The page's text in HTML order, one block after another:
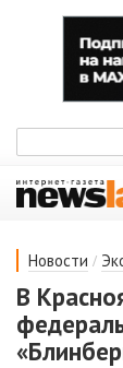
Новости /
В